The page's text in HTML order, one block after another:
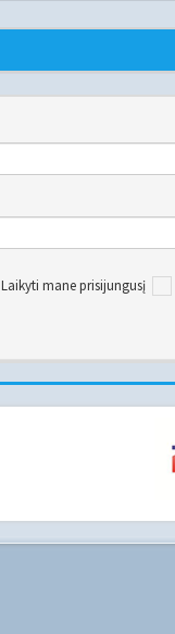
Laikyti mane prisijungusį